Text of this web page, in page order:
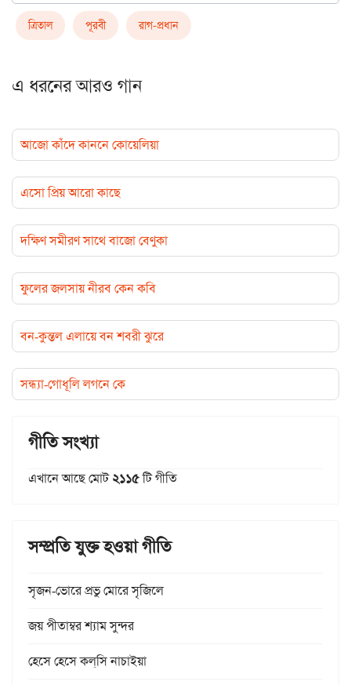
ত্রিতাল পূরবী রাগ-প্রধান
এ ধরনের আরও গান
আজো কাঁদে কাননে কোয়েলিয়া
এসো প্রিয় আরো কাছে
দক্ষিণ সমীরণ সাথে বাজো বেণুকা
ফুলের জলসায় নীরব কেন কবি
বন-কুন্তল এলায়ে বন শবরী ঝুরে
সন্ধ্যা-গোধূলি লগনে কে
গীতি সংখ্যা
এখানে আছে মোট২১১৫টি গীতি
সম্প্রতি যুক্ত হওয়া গীতি
সৃজন-ভোরে প্রভু মোরে সৃজিলে
জয় পীতাম্বর শ্যাম সুন্দর
হেসে হেসে কল্‌সি নাচাইয়া